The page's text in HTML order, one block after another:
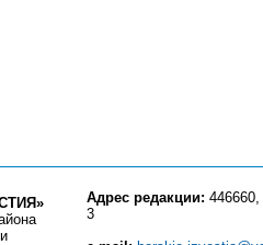
Адрес редакции:
3